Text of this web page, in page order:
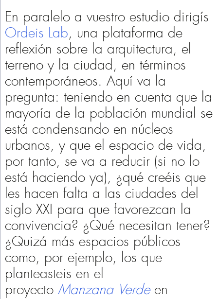
En paralelo a vuestro estudio dirigís
Ordeis Lab, una plataforma de
reflexión sobre la arquitectura, el
terreno y la ciudad, en términos
contemporáneos. Aquí va la
pregunta: teniendo en cuenta que la
mayoría de la población mundial se
está condensando en núcleos
urbanos, y que el espacio de vida,
por tanto, se va a reducir (si no lo
está haciendo ya), ¿qué creéis que
les hacen falta a las ciudades del
siglo XXI para que favorezcan la
convivencia? ¿Qué necesitan tener?
¿Quizá más espacios públicos
como, por ejemplo, los que
planteasteis en el
proyecto Manzana Verdeen